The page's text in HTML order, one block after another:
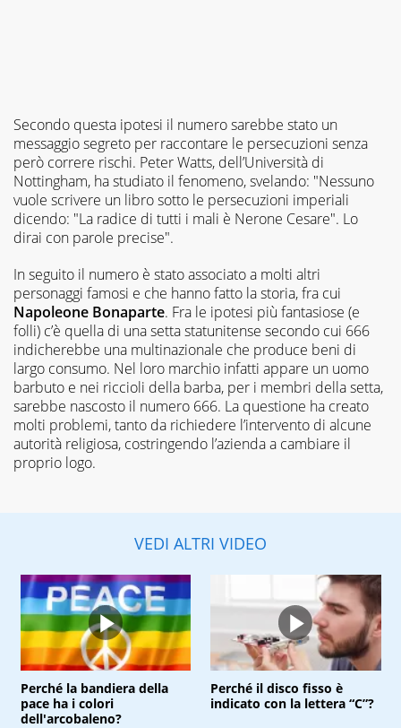
Secondo questa ipotesi il numero sarebbe stato un
messaggio segreto per raccontare le persecuzioni senza
però correre rischi. Peter Watts, dell’Università di
Nottingham, ha studiato il fenomeno, svelando: "Nessuno
vuole scrivere un libro sotto le persecuzioni imperiali
dicendo: "La radice di tutti i mali è Nerone Cesare". Lo
dirai con parole precise".
In seguito il numero è stato associato a molti altri
personaggi famosi e che hanno fatto la storia, fra cui
Napoleone Bonaparte. Fra le ipotesi più fantasiose (e
folli) c’è quella di una setta statunitense secondo cui 666
indicherebbe una multinazionale che produce beni di
largo consumo. Nel loro marchio infatti appare un uomo
barbuto e nei riccioli della barba, per i membri della setta,
sarebbe nascosto il numero 666. La questione ha creato
molti problemi, tanto da richiedere l’intervento di alcune
autorità religiosa, costringendo l’azienda a cambiare il
proprio logo.
VEDI ALTRI VIDEO
Perché la bandiera della
pace ha i colori
dell'arcobaleno?
Perché il disco fisso è
indicato con la lettera “C”?